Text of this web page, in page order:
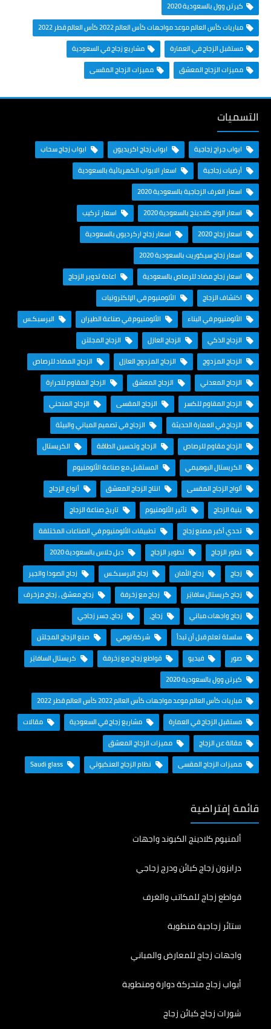
كيرتن وول بالسعودية 2020
مباريات كأس العالم موعد مواجهات كأس العالم 2022 كأس العالم قطر 2022
مستقبل الزجاج في العمارة
مشاريع زجاج في السعودية
مميزات الزجاج المعشق
مميزات الزجاج المقسى
التسميات
ابواب جراج زجاجية ابواب زجاج اكريديون
ابواب زجاج سحاب
أرضيات زجاجية
اسعار الابواب الكهربائية بالسعودية
اسعار الغرف الزجاجية بالسعودية 2020
اسعار الواح كلادينج بالسعودية 2020
اسعار تركيب
اسعار زجاج 2020
اسعار زجاج اركرديون بالسعودية
اسعار زجاج سيكوريت بالسعودية 2020
اسعار زجاج مضاد للرصاص بالسعودية
اعادة تدوير الزجاج
اكتشاف الزجاج
الألومنيوم في الإلكترونيات
الألومنيوم في البناء
الألومنيوم في صناعة الطيران
البرسبكـس
الزجاج الذكي
الزجاج العازل
الزجاج المجلتن
الزجاج المزدوج
الزجاج المزدوج العازل
الزجاج المضاد للرصاص
الزجاج المعدني
الزجاج المعشق
الزجاج المقاوم للحرارة
الزجاج المقاوم للكسر
الزجاج المقسى
الزجاج المنحني
الزجاج في العمارة الحديثة
الزجاج في تصميم المباني والبيئة
الزجاج مقاوم للرصاص
الزجاج وتحسين الطاقة
الكريستال
الكريستال البوهيمي
المستقبل مع صناعة الألومنيوم
ألواح الزجاج المقسى
انتاج الزجاج المعشق
أنواع الزجاج
بنية الزجاج
تأثير الألومنيوم
تاريخ صناعة الزجاج
تحدي أكبر مصنع زجاج
تطبيقات الألومنيوم في الصناعات المختلفة
تطور الزجاج
تطوير الزجاج
دبل جلاس بالسعودية 2020
زجاج
زجاج الأمان زجاج البرسبكـس
زجاج الصودا والجير
زجاج كريستال سافايَر
زجاج مع زخرفة
زجاج معشق ، زجاج مزخرف
زجاج واجهات مباني
زجاج،
زجاج، جسر زجاجي
سلسلة تعلم قبل أن تبدأ
شركة لومي
صنع الزجاج المجلتن
صور
فيديو قواطع زجاج مع زخرفة
كريستال السافايَر
كيرتن وول بالسعودية 2020
مباريات كأس العالم موعد مواجهات كأس العالم 2022 كأس العالم قطر 2022
مستقبل الزجاج في العمارة
مشاريع زجاج في السعودية
مقالات
مقالة عن الزجاج
مميزات الزجاج المعشق
مميزات الزجاج المقسى
نظام الزجاج العنكبوتي
قائمة إفتراضية
ألمنيوم كلادينج الكبوند واجهات
درابزون زجاج كبائن ودرج زجاجي
قواطع زجاج للمكاتب والغرف
ستائر زجاجية منطوية
واجهات زجاج للمعارض والمباني
أبواب زجاج متحركة دوارة ومنطوية
شورات زجاج كبائن زجاج